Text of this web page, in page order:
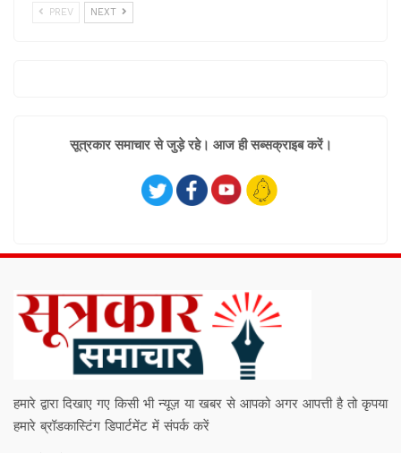
PREV NEXT
सूत्रकार समाचार से जुड़े रहे। आज ही सब्सक्राइब करें।
हमारे द्वारा दिखाए गए किसी भी न्यूज़ या खबर से आपको अगर आपत्ती है तो कृपया
हमारे ब्रॉडकास्टिंग डिपार्टमेंट में संपर्क करें